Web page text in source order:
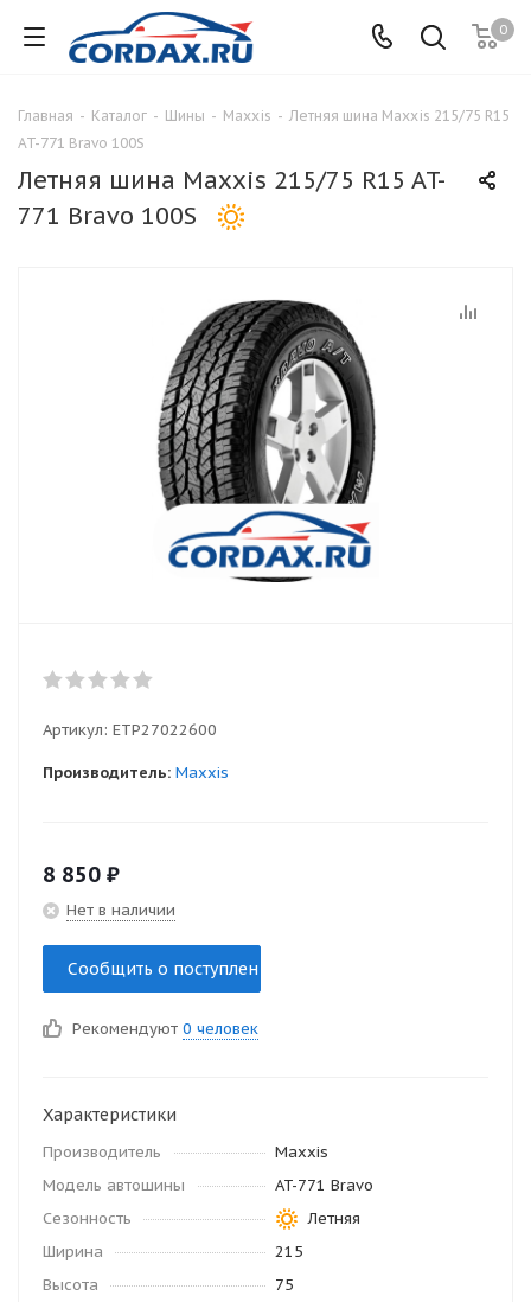
0
Главная - Каталог - Шины - Maxxis - Летняя шина Maxxis 215/75 R15
AT-771 Bravo 100S
Летняя шина Maxxis 215/75 R15 AT-
771 Bravo 100S
Артикул: ETP27022600
Производитель: Maxxis
8 850 ₽
Нет в наличии
Сообщить о поступлении
Рекомендуют 0 человек
Характеристики
Производитель
Maxxis
Модель автошины
AT-771 Bravo
Сезонность
Летняя
Ширина
215
Высота
75